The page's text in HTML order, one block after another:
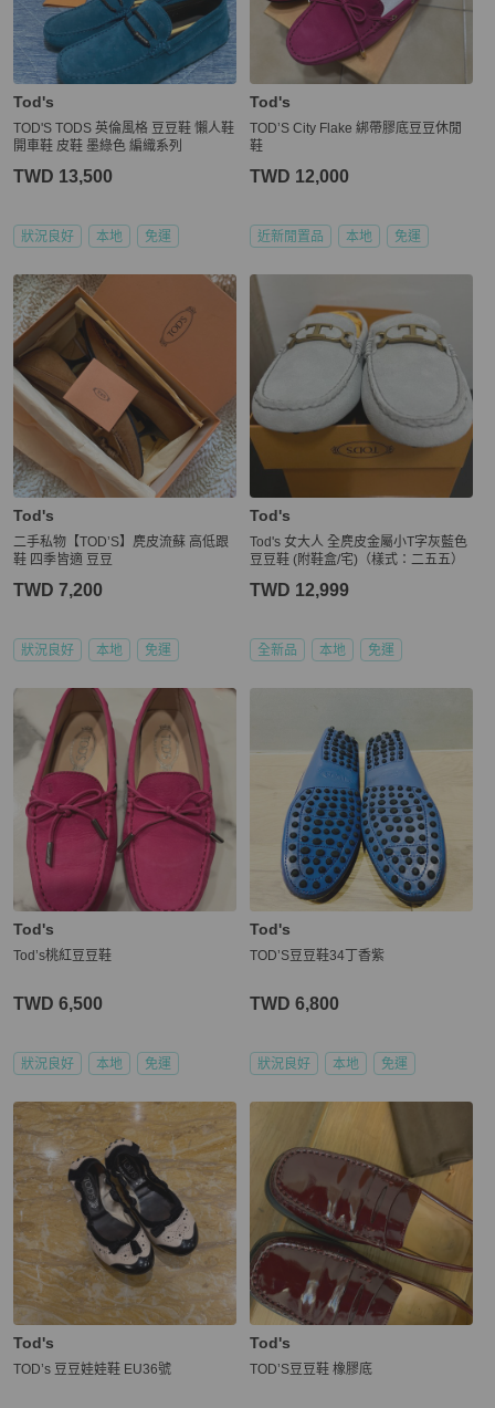
Tod's
TOD'S TODS 英倫風格 豆豆鞋 懶人鞋
開車鞋 皮鞋 墨綠色 編織系列
TWD 13,500
狀況良好 本地 免運
Tod's
TOD’S City Flake 綁帶膠底豆豆休閒
鞋
TWD 12,000
近新閒置品 本地 免運
Tod's
二手私物【TOD’S】麂皮流蘇 高低跟
鞋 四季皆適 豆豆
TWD 7,200
狀況良好 本地 免運
Tod's
Tod's 女大人 全麂皮金屬小T字灰藍色
豆豆鞋 (附鞋盒/宅)（樣式：二五五）
TWD 12,999
全新品 本地 免運
Tod's
Tod’s桃紅豆豆鞋
TWD 6,500
狀況良好 本地 免運
Tod's
TOD’S豆豆鞋34丁香紫
TWD 6,800
狀況良好 本地 免運
Tod's
TOD’s 豆豆娃娃鞋 EU36號
Tod's
TOD’S豆豆鞋 橡膠底